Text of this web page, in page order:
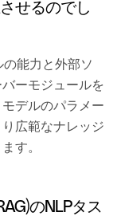
せるのでし
能力と外部ソ
ーモジュールを
デルのパラメー
広範なナレッジ
す。
のNLPタス